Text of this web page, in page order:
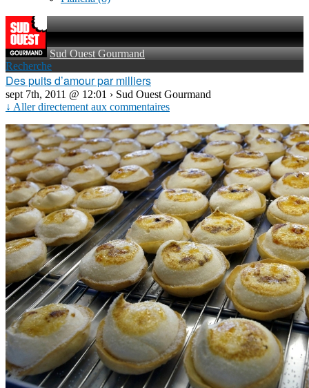
Sud Ouest Gourmand
Recherche
Des puits d’amour par milliers
sept 7th, 2011 @ 12:01 › Sud Ouest Gourmand
↓ Aller directement aux commentaires